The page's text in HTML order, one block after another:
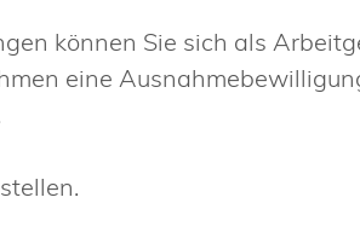
können Sie sich als
eine